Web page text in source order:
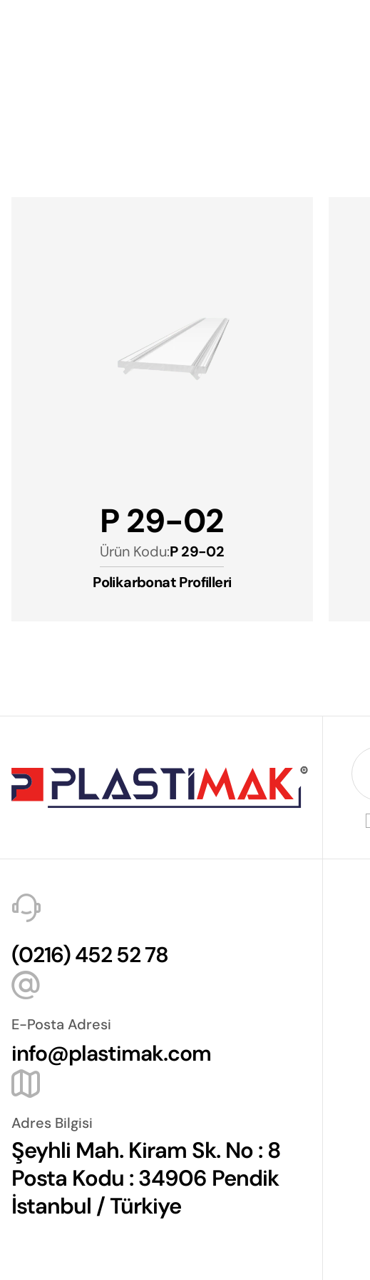
P 29-02
Ürün Kodu:P 29-02
Polikarbonat Profilleri
(0216) 452 52 78
E-Posta Adresi
info@plastimak.com
Adres Bilgisi
Şeyhli Mah. Kiram Sk. No : 8
Posta Kodu : 34906 Pendik
İstanbul / Türkiye